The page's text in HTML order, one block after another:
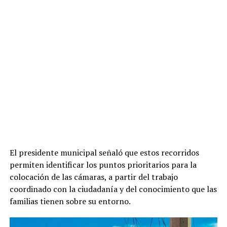
El presidente municipal señaló que estos recorridos
permiten identificar los puntos prioritarios para la
colocación de las cámaras, a partir del trabajo
coordinado con la ciudadanía y del conocimiento que las
familias tienen sobre su entorno.